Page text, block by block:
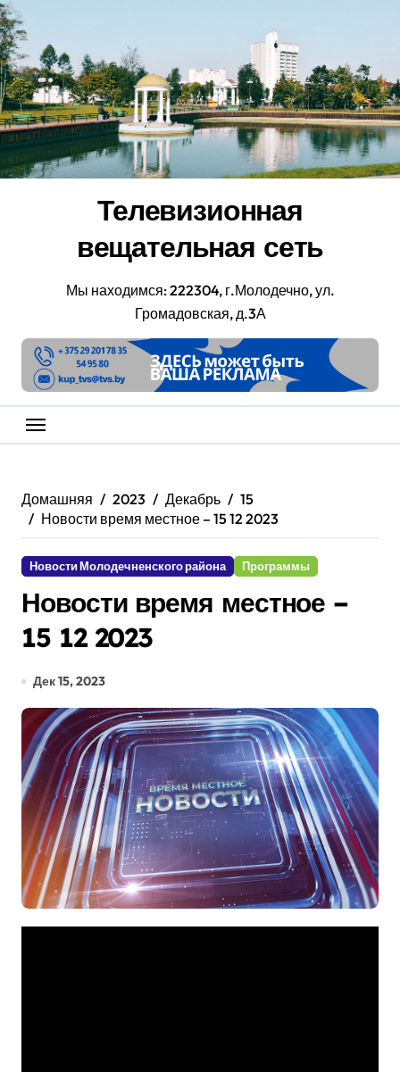
Перейти
к
содержанию
Телевизионная
вещательная сеть
Мы находимся: 222304, г.Молодечно, ул.
Громадовская, д.3А
Домашняя 2023 Декабрь
15
Новости время местное – 15 12 2023
Новости Молодечненского района Программы
Новости время местное –
15 12 2023
Дек 15, 2023